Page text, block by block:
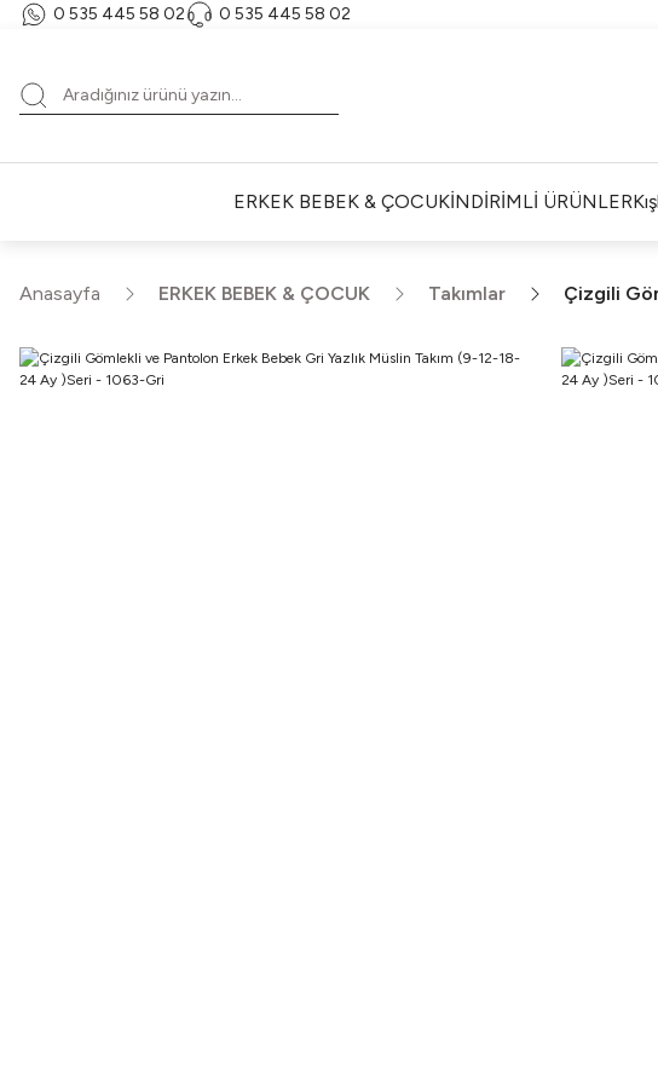
0 535 445 58 02‬ ‪0 535 445 58 02‬
ERKEK BEBEK & ÇOCUKİNDİRİMLİ ÜRÜNLER
Anasayfa ERKEK BEBEK & ÇOCUK Takımlar Çizgili